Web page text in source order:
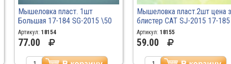
Мышеловка пласт. 1шт
Большая 17-184 SG-2015 \50
Артикул: 18154
77.00
Мышеловка пласт.2шт цена
блистер CAT SJ-2015 17-185
\36
Артикул: 18155
59.00